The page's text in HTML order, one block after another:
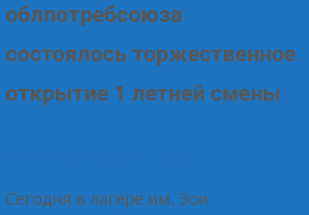
облпотребсоюза
состоялось торжественное
открытие 1 летней смены
Сегодня в лагере им. Зои